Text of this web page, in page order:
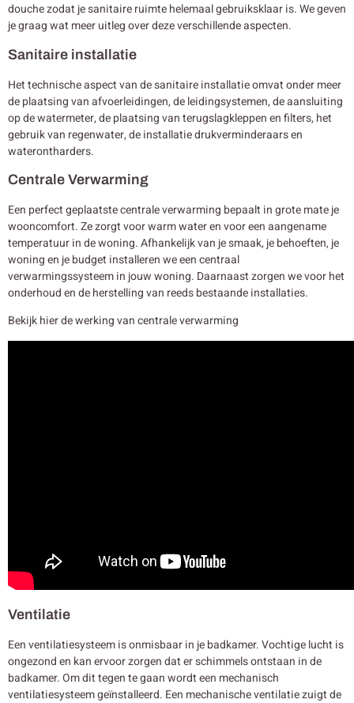
douche zodat je sanitaire ruimte helemaal gebruiksklaar is. We geven
je graag wat meer uitleg over deze verschillende aspecten.
Sanitaire installatie
Het technische aspect van de sanitaire installatie omvat onder meer
de plaatsing van afvoerleidingen, de leidingsystemen, de aansluiting
op de watermeter, de plaatsing van terugslagkleppen en filters, het
gebruik van regenwater, de installatie drukverminderaars en
waterontharders.
Centrale Verwarming
Een perfect geplaatste centrale verwarming bepaalt in grote mate je
wooncomfort. Ze zorgt voor warm water en voor een aangename
temperatuur in de woning. Afhankelijk van je smaak, je behoeften, je
woning en je budget installeren we een centraal
verwarmingssysteem in jouw woning. Daarnaast zorgen we voor het
onderhoud en de herstelling van reeds bestaande installaties.
Bekijk hier de werking van centrale verwarming
Ventilatie
Een ventilatiesysteem is onmisbaar in je badkamer. Vochtige lucht is
ongezond en kan ervoor zorgen dat er schimmels ontstaan in de
badkamer. Om dit tegen te gaan wordt een mechanisch
ventilatiesysteem geïnstalleerd. Een mechanische ventilatie zuigt de